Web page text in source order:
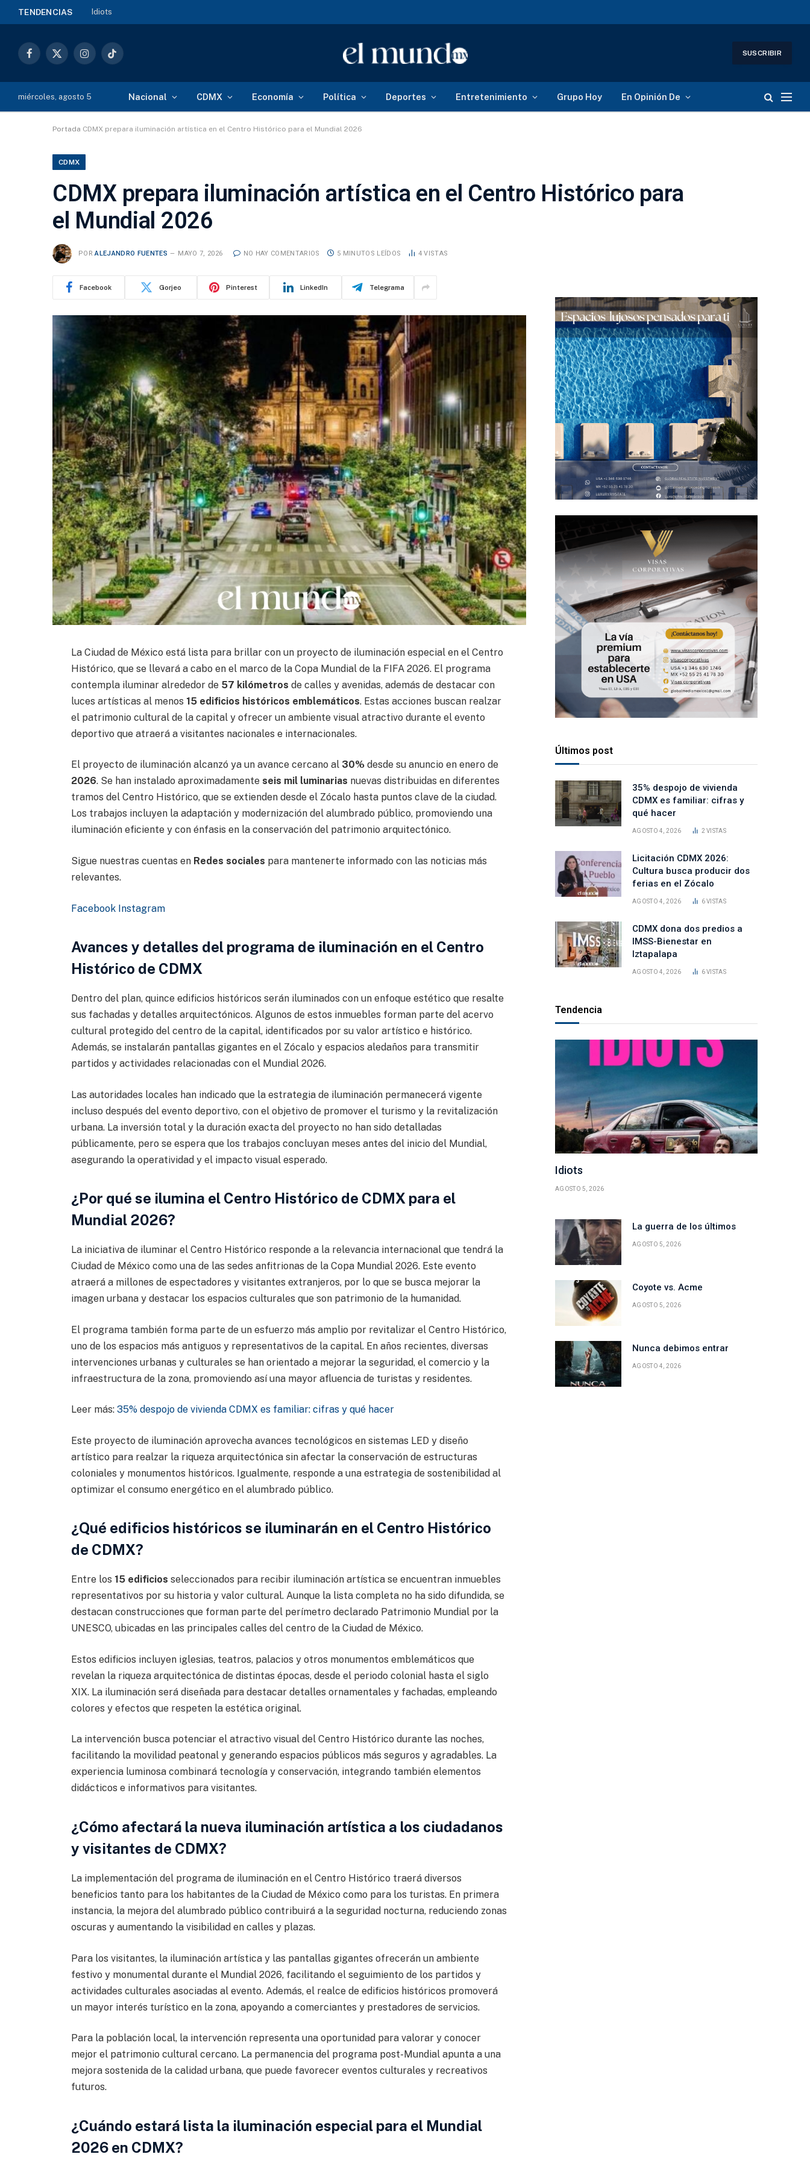
TENDENCIAS Idiots
Facebook
X
InstagramTikTok
SUSCRIBIR
miércoles, agosto 5 Nacional CDMX Economía Política Deportes Entretenimiento Grupo Hoy En Opinión De
Portada CDMX prepara iluminación artística en el Centro Histórico para el Mundial 2026
CDMX
CDMX prepara iluminación artística en el Centro Histórico para
el Mundial 2026
POR ALEJANDRO FUENTES MAYO 7, 2026 NO HAY COMENTARIOS 5 MINUTOS LEÍDOS 4VISTAS
Facebook Gorjeo Pinterest LinkedIn Telegrama
La Ciudad de México está lista para brillar con un proyecto de iluminación especial en el Centro
Histórico, que se llevará a cabo en el marco de la Copa Mundial de la FIFA 2026. El programa
contempla iluminar alrededor de 57 kilómetros de calles y avenidas, además de destacar con
luces artísticas al menos 15 edificios históricos emblemáticos. Estas acciones buscan realzar
el patrimonio cultural de la capital y ofrecer un ambiente visual atractivo durante el evento
deportivo que atraerá a visitantes nacionales e internacionales.
El proyecto de iluminación alcanzó ya un avance cercano al 30%desde su anuncio en enero de
2026. Se han instalado aproximadamente seis mil luminarias nuevas distribuidas en diferentes
tramos del Centro Histórico, que se extienden desde el Zócalo hasta puntos clave de la ciudad.
Los trabajos incluyen la adaptación y modernización del alumbrado público, promoviendo una
iluminación eficiente y con énfasis en la conservación del patrimonio arquitectónico.
Sigue nuestras cuentas en Redes sociales para mantenerte informado con las noticias más
relevantes.
Facebook Instagram
Avances y detalles del programa de iluminación en el Centro
Histórico de CDMX
Dentro del plan, quince edificios históricos serán iluminados con un enfoque estético que resalte
sus fachadas y detalles arquitectónicos. Algunos de estos inmuebles forman parte del acervo
cultural protegido del centro de la capital, identificados por su valor artístico e histórico.
Además, se instalarán pantallas gigantes en el Zócalo y espacios aledaños para transmitir
partidos y actividades relacionadas con el Mundial 2026.
Las autoridades locales han indicado que la estrategia de iluminación permanecerá vigente
incluso después del evento deportivo, con el objetivo de promover el turismo y la revitalización
urbana. La inversión total y la duración exacta del proyecto no han sido detalladas
públicamente, pero se espera que los trabajos concluyan meses antes del inicio del Mundial,
asegurando la operatividad y el impacto visual esperado.
¿Por qué se ilumina el Centro Histórico de CDMX para el
Mundial 2026?
La iniciativa de iluminar el Centro Histórico responde a la relevancia internacional que tendrá la
Ciudad de México como una de las sedes anfitrionas de la Copa Mundial 2026. Este evento
atraerá a millones de espectadores y visitantes extranjeros, por lo que se busca mejorar la
imagen urbana y destacar los espacios culturales que son patrimonio de la humanidad.
El programa también forma parte de un esfuerzo más amplio por revitalizar el Centro Histórico,
uno de los espacios más antiguos y representativos de la capital. En años recientes, diversas
intervenciones urbanas y culturales se han orientado a mejorar la seguridad, el comercio y la
infraestructura de la zona, promoviendo así una mayor afluencia de turistas y residentes.
Leer más: 35% despojo de vivienda CDMX es familiar: cifras y qué hacer
Este proyecto de iluminación aprovecha avances tecnológicos en sistemas LED y diseño
artístico para realzar la riqueza arquitectónica sin afectar la conservación de estructuras
coloniales y monumentos históricos. Igualmente, responde a una estrategia de sostenibilidad al
optimizar el consumo energético en el alumbrado público.
¿Qué edificios históricos se iluminarán en el Centro Histórico
de CDMX?
Entre los 15 edificios seleccionados para recibir iluminación artística se encuentran inmuebles
representativos por su historia y valor cultural. Aunque la lista completa no ha sido difundida, se
destacan construcciones que forman parte del perímetro declarado Patrimonio Mundial por la
UNESCO, ubicadas en las principales calles del centro de la Ciudad de México.
Estos edificios incluyen iglesias, teatros, palacios y otros monumentos emblemáticos que
revelan la riqueza arquitectónica de distintas épocas, desde el periodo colonial hasta el siglo
XIX. La iluminación será diseñada para destacar detalles ornamentales y fachadas, empleando
colores y efectos que respeten la estética original.
La intervención busca potenciar el atractivo visual del Centro Histórico durante las noches,
facilitando la movilidad peatonal y generando espacios públicos más seguros y agradables. La
experiencia luminosa combinará tecnología y conservación, integrando también elementos
didácticos e informativos para visitantes.
¿Cómo afectará la nueva iluminación artística a los ciudadanos
y visitantes de CDMX?
La implementación del programa de iluminación en el Centro Histórico traerá diversos
beneficios tanto para los habitantes de la Ciudad de México como para los turistas. En primera
instancia, la mejora del alumbrado público contribuirá a la seguridad nocturna, reduciendo zonas
oscuras y aumentando la visibilidad en calles y plazas.
Para los visitantes, la iluminación artística y las pantallas gigantes ofrecerán un ambiente
festivo y monumental durante el Mundial 2026, facilitando el seguimiento de los partidos y
actividades culturales asociadas al evento. Además, el realce de edificios históricos promoverá
un mayor interés turístico en la zona, apoyando a comerciantes y prestadores de servicios.
Para la población local, la intervención representa una oportunidad para valorar y conocer
mejor el patrimonio cultural cercano. La permanencia del programa post-Mundial apunta a una
mejora sostenida de la calidad urbana, que puede favorecer eventos culturales y recreativos
futuros.
¿Cuándo estará lista la iluminación especial para el Mundial
2026 en CDMX?
Últimos post
35% despojo de vivienda
CDMX es familiar: cifras y
qué hacer
AGOSTO 4, 2026 2VISTAS
Licitación CDMX 2026:
Cultura busca producir dos
ferias en el Zócalo
AGOSTO 4, 2026 6VISTAS
CDMX dona dos predios a
IMSS-Bienestar en
Iztapalapa
AGOSTO 4, 2026 6VISTAS
Tendencia
Idiots
AGOSTO 5, 2026
La guerra de los últimos
AGOSTO 5, 2026
Coyote vs. Acme
AGOSTO 5, 2026
Nunca debimos entrar
AGOSTO 4, 2026